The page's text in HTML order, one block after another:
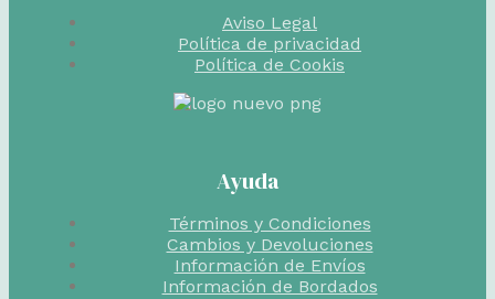
Aviso Legal
Política de privacidad
Política de Cookis
Ayuda
Términos y Condiciones
Cambios y Devoluciones
Información de Envíos
Información de Bordados